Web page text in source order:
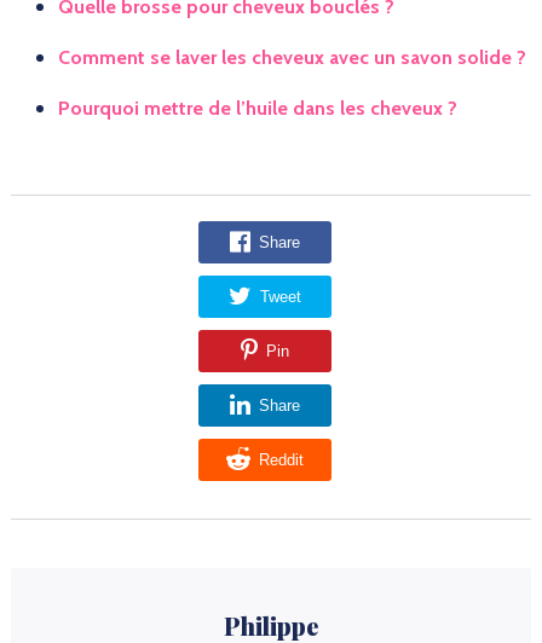
Quelle brosse pour cheveux bouclés ?
Comment se laver les cheveux avec un savon solide ?
Pourquoi mettre de l’huile dans les cheveux ?
Share
Tweet
Pin
Share
Reddit
Philippe